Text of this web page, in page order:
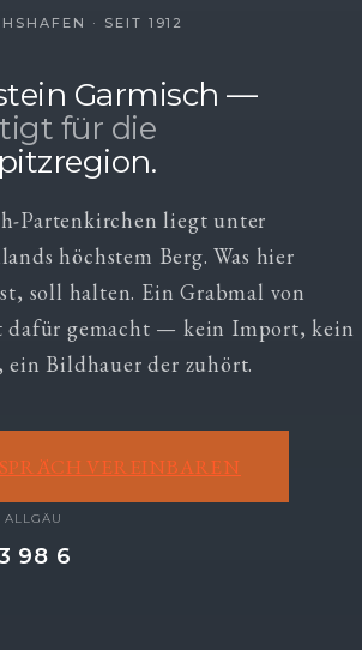
· SEIT 1912
Garmisch —
für die
Partenkirchen liegt unter
höchstem Berg. Was hier
soll halten. Ein Grabmal von
dafür gemacht — kein Import, kein
ein Bildhauer der zuhört.
VEREINBAREN
ALLGÄU
98 6